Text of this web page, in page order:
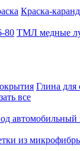
Краска-
80 ТМЛ медные
Глина для
все
из